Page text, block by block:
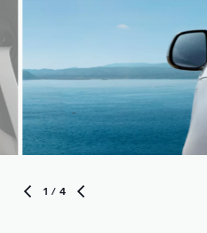
1 / 4